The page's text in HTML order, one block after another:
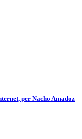
per Nacho Amadoz